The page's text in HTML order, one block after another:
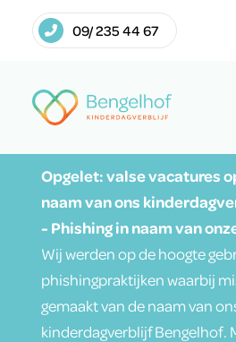
Opgelet: valse vacatures
naam van ons
- Phishing in naam van
Wij werden op de hoogte
phishingpraktijken waarbij
gemaakt van de naam van
kinderdagverblijf Bengelhof.
09/ 235 44 67